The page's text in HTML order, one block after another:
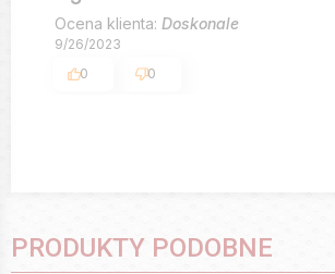
Ocena klienta: Doskonale
9/26/2023
0
0
PRODUKTY PODOBNE